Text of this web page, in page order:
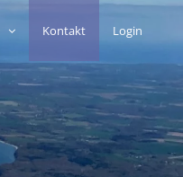
Kontakt Login